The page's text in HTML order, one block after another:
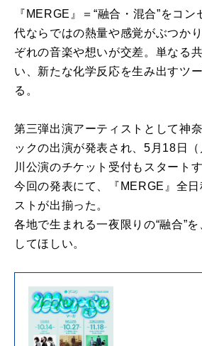
『MERGE』＝“融合・混合”をコ
代ならではの熱量や感覚がぶつか
ぞれの音楽や想いが交差。単なる
い、新たな化学反応を生み出すツ
る。
第三弾出演アーティストとして神
ックの出演が発表され、5月18日
川公演のチケット受付もスタートす
今回の発表にて、『MERGE』全日
ストが出揃った。
各地で生まれる一夜限りの“融合”
してほしい。